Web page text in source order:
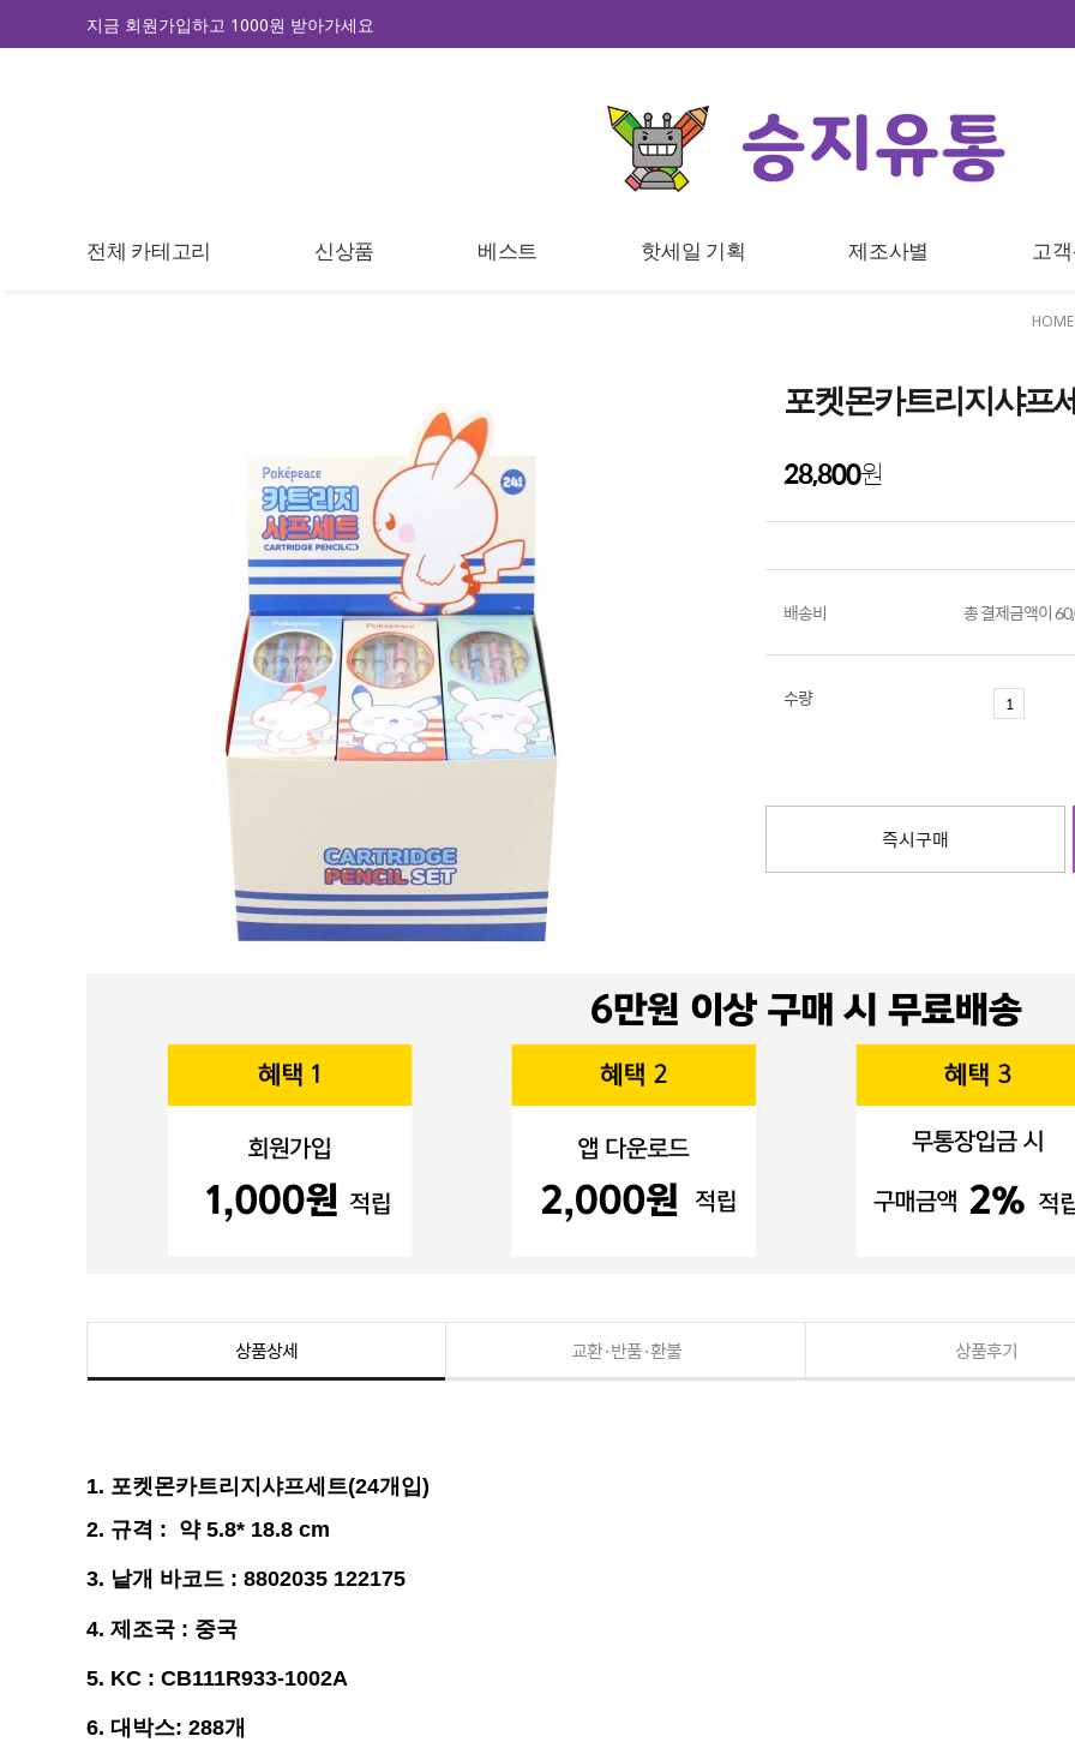
지금 회원가입하고 1000원 받아가세요
전체 카테고리 신상품 베스트 핫세일 기획 제조사별 고
HOME
포켓몬카트리지샤프
28,800원
배송비 총 결제금액이
수량
즉시구매
상품상세 교환·반품·환불 상품후기
1. 포켓몬카트리지샤프세트(24개입)
2. 규격 : 약 5.8* 18.8 cm
3. 낱개 바코드 : 8802035 122175
4. 제조국 : 중국
5. KC : CB111R933-1002A
6. 대박스: 288개